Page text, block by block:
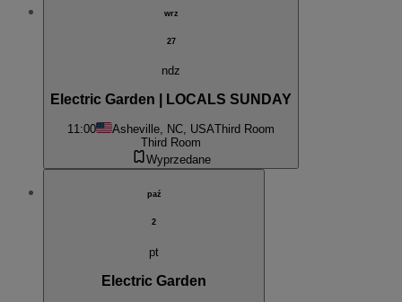
wrz
27
ndz
Electric Garden | LOCALS SUNDAY
11:00 Asheville, NC, USAThird Room
Third Room
Wyprzedane
paź
2
pt
Electric Garden